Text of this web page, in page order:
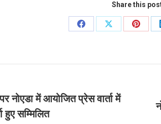
Share this
Share
Share
Share
नोएडा में आयोजित प्रेस वार्ता में
हुए सम्मिलित